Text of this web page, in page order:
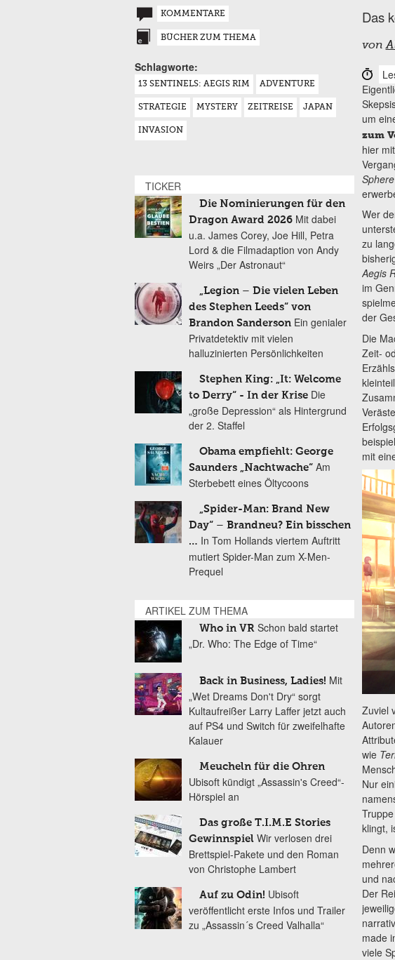
Das
von
um
zum
hier
Sphere
Wer
zu
Aegis
im
der
Die
Zeit-
mit
Zuviel
wie
Nur
klingt,
Denn
und
Der
made
viele
KOMMENTARE
BÜCHER ZUM THEMA
Schlagworte:
13 SENTINELS: AEGIS RIM ADVENTURE
STRATEGIE MYSTERY ZEITREISE JAPAN
INVASION
TICKER
Die Nominierungen für den
Dragon Award 2026 Mit dabei
u.a. James Corey, Joe Hill, Petra
Lord & die Filmadaption von Andy
Weirs „Der Astronaut“
„Legion – Die vielen Leben
des Stephen Leeds“ von
Brandon Sanderson Ein genialer
Privatdetektiv mit vielen
halluzinierten Persönlichkeiten
Stephen King: „It: Welcome
to Derry“ - In der Krise Die
„große Depression“ als Hintergrund
der 2. Staffel
Obama empfiehlt: George
Saunders „Nachtwache“ Am
Sterbebett eines Öltycoons
„Spider-Man: Brand New
Day“ – Brandneu? Ein bisschen
… In Tom Hollands viertem Auftritt
mutiert Spider-Man zum X-Men-
Prequel
ARTIKEL ZUM THEMA
Who in VR Schon bald startet
„Dr. Who: The Edge of Time“
Back in Business, Ladies! Mit
„Wet Dreams Don't Dry“ sorgt
Kultaufreißer Larry Laffer jetzt auch
auf PS4 und Switch für zweifelhafte
Kalauer
Meucheln für die Ohren
Ubisoft kündigt „Assassin's Creed“-
Hörspiel an
Das große T.I.M.E Stories
Gewinnspiel Wir verlosen drei
Brettspiel-Pakete und den Roman
von Christophe Lambert
Auf zu Odin! Ubisoft
veröffentlicht erste Infos und Trailer
zu „Assassin´s Creed Valhalla“